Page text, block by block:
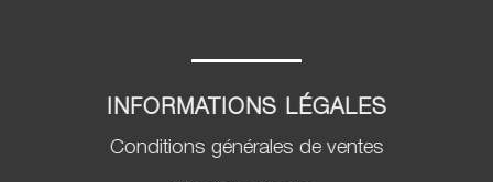
INFORMATIONS LÉGALES
Conditions générales de ventes